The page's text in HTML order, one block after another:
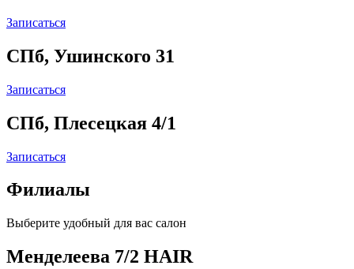
Записаться
СПб, Ушинского 31
Записаться
СПб, Плесецкая 4/1
Записаться
Филиалы
Выберите удобный для вас салон
Менделеева 7/2 HAIR